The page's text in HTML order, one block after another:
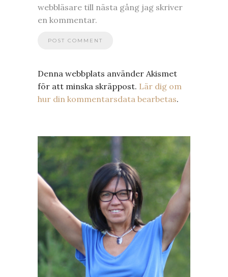
webbläsare till nästa gång jag skriver
en kommentar.
Denna webbplats använder Akismet
för att minska skräppost. Lär dig om
hur din kommentarsdata bearbetas.